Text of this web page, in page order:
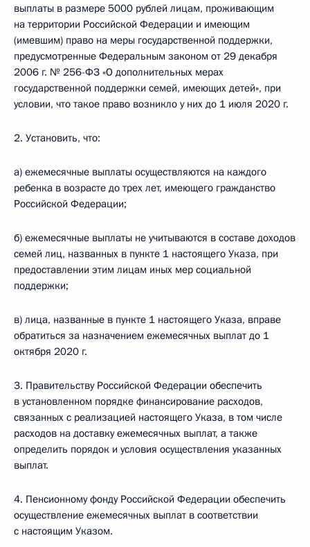
выплаты в размере 5000 рублей лицам, проживающим
на территории Российской Федерации и имеющим
(имевшим) право на меры государственной поддержки,
предусмотренные Федеральным законом от 29 декабря
2006 г. № 256-ФЗ «О дополнительных мерах
государственной поддержки семей, имеющих детей», при
условии, что такое право возникло у них до 1 июля 2020 г.
2. Установить, что:
а) ежемесячные выплаты осуществляются на каждого
ребенка в возрасте до трех лет, имеющего гражданство
Российской Федерации;
б) ежемесячные выплаты не учитываются в составе доходов
семей лиц, названных в пункте 1 настоящего Указа, при
предоставлении этим лицам иных мер социальной
поддержки;
в) лица, названные в пункте 1 настоящего Указа, вправе
обратиться за назначением ежемесячных выплат до 1
октября 2020 г.
3. Правительству Российской Федерации обеспечить
в установленном порядке финансирование расходов,
связанных с реализацией настоящего Указа, в том числе
расходов на доставку ежемесячных выплат, а также
определить порядок и условия осуществления указанных
выплат.
4. Пенсионному фонду Российской Федерации обеспечить
осуществление ежемесячных выплат в соответствии
с настоящим Указом.